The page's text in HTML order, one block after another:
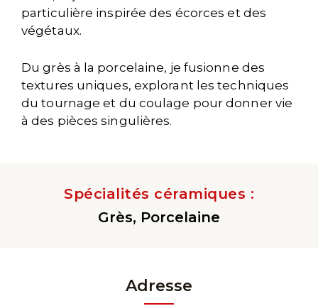
particulière inspirée des écorces et des
végétaux.
Du grès à la porcelaine, je fusionne des
textures uniques, explorant les techniques
du tournage et du coulage pour donner vie
à des pièces singulières.
Spécialités céramiques :
Grès, Porcelaine
Adresse